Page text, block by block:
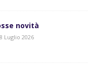
novità
Luglio 2026